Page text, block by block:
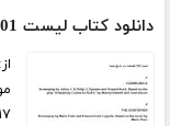
دانلود کتاب لیست 101 فیلمنامه برتر تاریخ سینما
۱۷ صفحه